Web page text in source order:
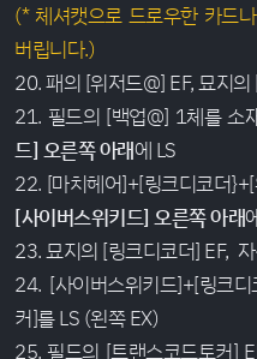
(* 체셔캣으로 드로우한 카드
버립니다.)
20. 패의 [위저드@] EF, 묘지
21. 필드의 [백업@] 1체를 소
드] 오른쪽 아래에 LS
22. [마치헤어]+[링크디코더
[사이버스위키드] 오른쪽 아래
23. 묘지의 [링크디코더] EF,
24. [사이버스위키드]+[링크
커]를 LS (왼쪽 EX)
25. 필드의 [트랜스코드토커]